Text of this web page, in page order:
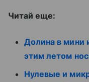
Читай еще:
Долина в мини
этим летом
Нулевые и